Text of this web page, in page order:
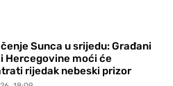
Sunca u srijedu: Građani
Hercegovine moći će
rijedak nebeski prizor